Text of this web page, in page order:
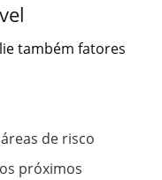
também fatores
de risco
próximos